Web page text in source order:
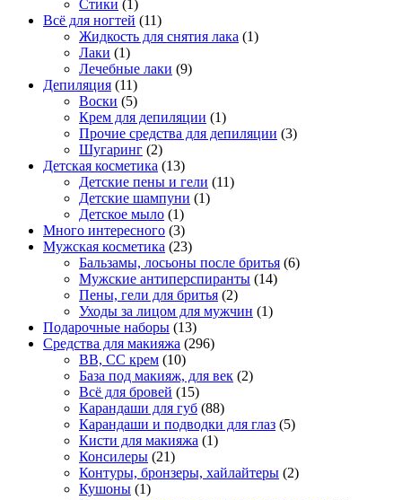
Стики (1)
Всё для ногтей (11)
Жидкость для снятия лака (1)
Лаки (1)
Лечебные лаки (9)
Депиляция (11)
Воски (5)
Крем для депиляции (1)
Прочие средства для депиляции (3)
Шугаринг (2)
Детская косметика (13)
Детские пены и гели (11)
Детские шампуни (1)
Детское мыло (1)
Много интересного (3)
Мужская косметика (23)
Бальзамы, лосьоны после бритья (6)
Мужские антиперспиранты (14)
Пены, гели для бритья (2)
Уходы за лицом для мужчин (1)
Подарочные наборы (13)
Средства для макияжа (296)
BB, CC крем (10)
База под макияж, для век (2)
Всё для бровей (15)
Карандаши для губ (88)
Карандаши и подводки для глаз (5)
Кисти для макияжа (1)
Консилеры (21)
Контуры, бронзеры, хайлайтеры (2)
Кушоны (1)